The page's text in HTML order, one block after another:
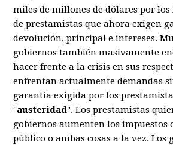
miles de millones de dólares por los
de prestamistas que ahora exigen
devolución, principal e intereses.
gobiernos también masivamente
hacer frente a la crisis en sus
enfrentan actualmente demandas
garantía exigida por los
"austeridad". Los prestamistas
gobiernos aumenten los impuestos
público o ambas cosas a la vez. Los